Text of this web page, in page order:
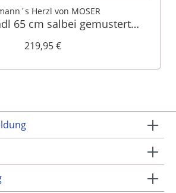
Herzl von MOSER
65 cm salbei gemustert
219,95 €